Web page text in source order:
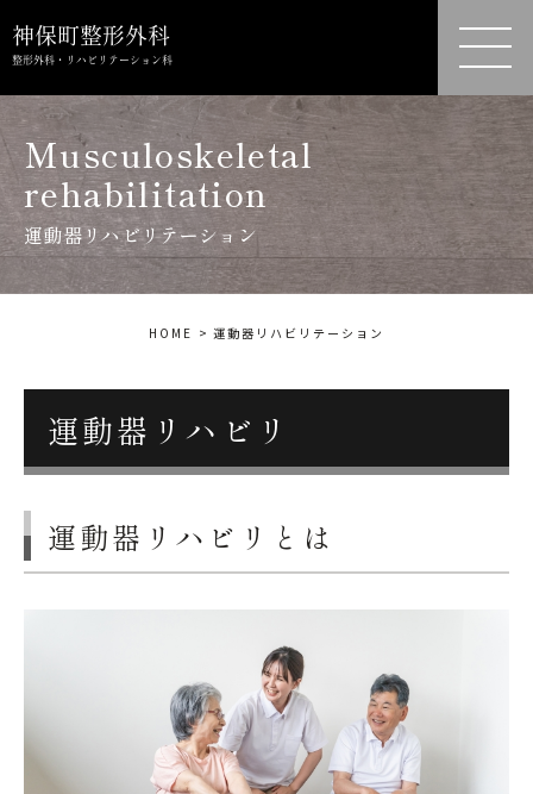
Musculoskeletal
rehabilitation
運動器リハビリテーション
HOME 運動器リハビリテーション
運動器リハビリ
運動器リハビリとは